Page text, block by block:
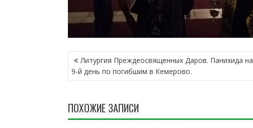
Н
А
В
Г
А
Ц
Литургия Преждеосвященных Даров. Панихида на
9-й день по погибшим в Кемерово.
ПОХОЖИЕ ЗАПИСИ